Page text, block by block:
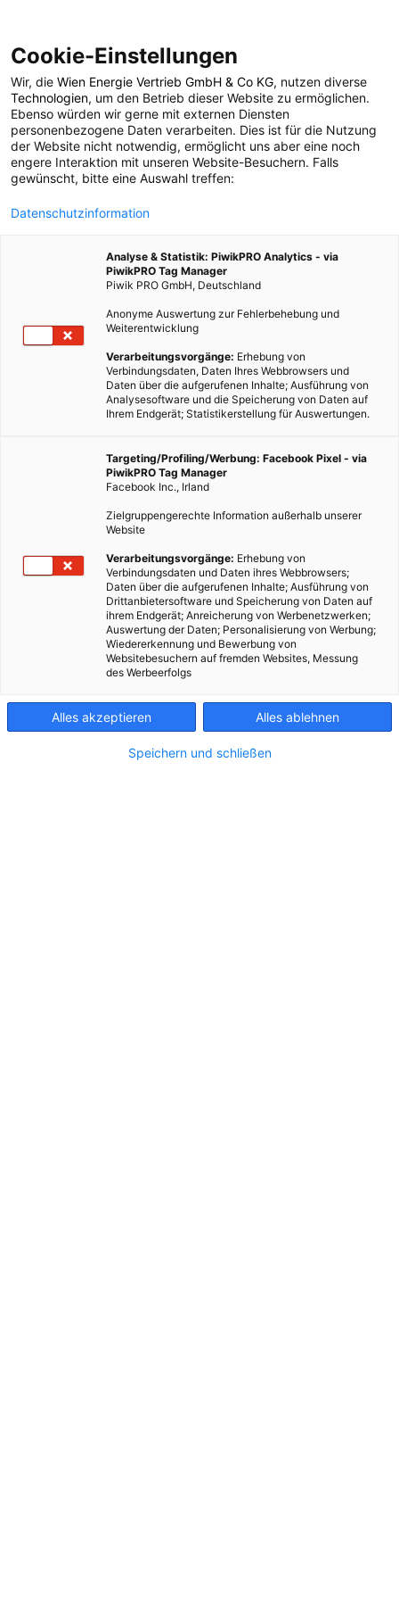
POSTS BY TAG
Muskelaufbau
1 BEITRAG
Cookie-Einstellungen
Wir, die Wien Energie Vertrieb GmbH & Co KG, nutzen diverse
Technologien, um den Betrieb dieser Website zu ermöglichen.
Ebenso würden wir gerne mit externen Diensten
personenbezogene Daten verarbeiten. Dies ist für die Nutzung
der Website nicht notwendig, ermöglicht uns aber eine noch
engere Interaktion mit unseren Website-Besuchern. Falls
gewünscht, bitte eine Auswahl treffen:
Datenschutzinformation
Analyse & Statistik: PiwikPRO Analytics - via
PiwikPRO Tag Manager
Piwik PRO GmbH, Deutschland
Anonyme Auswertung zur Fehlerbehebung und
Weiterentwicklung
Verarbeitungsvorgänge: Erhebung von
Verbindungsdaten, Daten Ihres Webbrowsers und
Daten über die aufgerufenen Inhalte; Ausführung von
Analysesoftware und die Speicherung von Daten auf
Ihrem Endgerät; Statistikerstellung für Auswertungen.
Targeting/Profiling/Werbung: Facebook Pixel - via
PiwikPRO Tag Manager
Facebook Inc., Irland
Zielgruppengerechte Information außerhalb unserer
Website
Verarbeitungsvorgänge: Erhebung von
Verbindungsdaten und Daten ihres Webbrowsers;
Daten über die aufgerufenen Inhalte; Ausführung von
Drittanbietersoftware und Speicherung von Daten auf
ihrem Endgerät; Anreicherung von Werbenetzwerken;
Auswertung der Daten; Personalisierung von Werbung;
Wiedererkennung und Bewerbung von
Websitebesuchern auf fremden Websites, Messung
des Werbeerfolgs
Alles akzeptieren Alles ablehnen
Speichern und schließen